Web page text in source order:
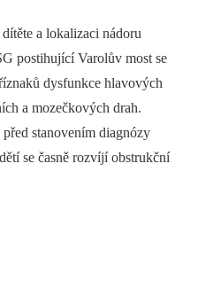
a lokalizaci nádoru
postihující Varolův most se
dysfunkce hlavových
a mozečkových drah.
stanovením diagnózy
se časně rozvíjí obstrukční